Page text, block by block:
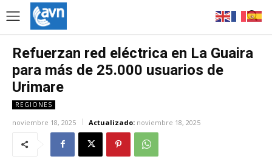
Refuerzan red eléctrica en La Guaira
para más de 25.000 usuarios de
Urimare
REGIONES
noviembre 18, 2025 Actualizado: noviembre 18, 2025